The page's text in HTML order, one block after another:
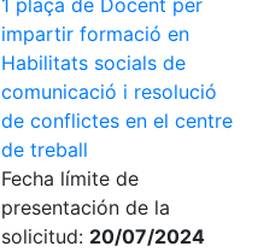
1 plaça de Docent per
impartir formació en
Habilitats socials de
comunicació i resolució
de conflictes en el centre
de treball
Fecha límite de
presentación de la
solicitud: 20/07/2024